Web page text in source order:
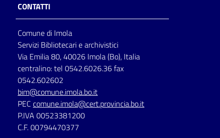
Seguici
su
CONTATTI
Comune di Imola
Servizi Bibliotecari e archivistici
Via Emilia 80, 40026 Imola (Bo), Italia
centralino: tel 0542.6026.36 fax
0542.602602
bim@comune.imola.bo.it
PEC comune.imola@cert.provincia.bo.it
P.IVA 00523381200
C.F. 00794470377